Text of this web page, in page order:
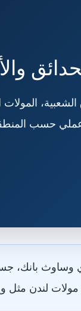
المولات
عملي حسب
وساوث بانك،
مولات لندن مثل